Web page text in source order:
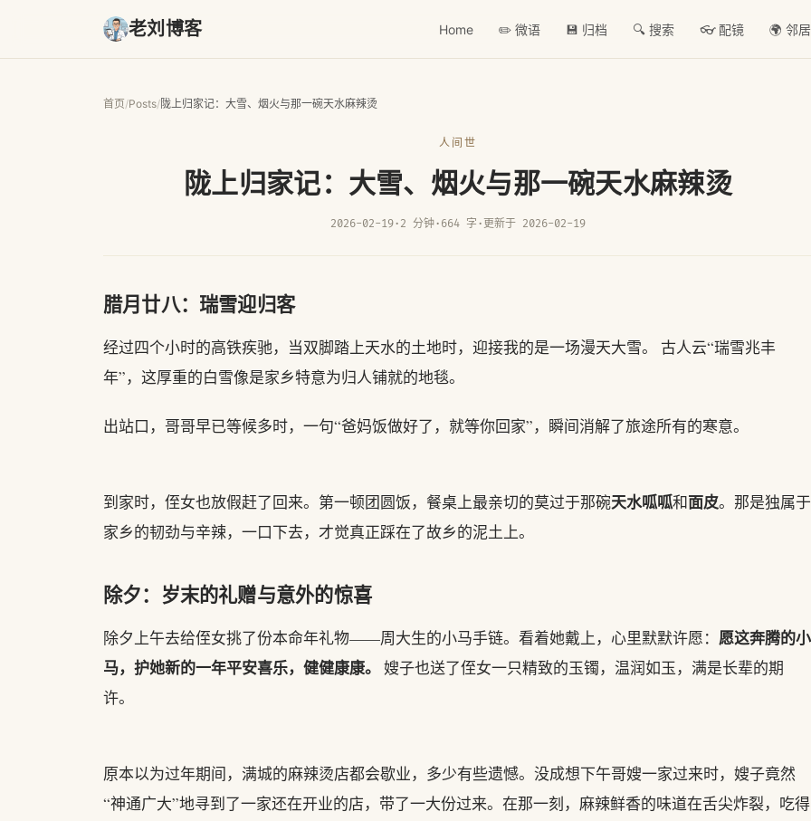
老刘博客 Home ✏️ 微语 💾 归档 🔍 搜索 👓 配镜 🌍 邻居
首页/Posts/陇上归家记：大雪、烟火与那一碗天水麻辣烫
人间世
陇上归家记：大雪、烟火与那一碗天水麻辣烫
2026-02-19· 2 分钟· 664 字 · 更新于 2026-02-19
腊月廿八：瑞雪迎归客
经过四个小时的高铁疾驰，当双脚踏上天水的土地时，迎接我的是一场漫天大雪。 古人云“瑞雪兆丰
年”，这厚重的白雪像是家乡特意为归人铺就的地毯。
出站口，哥哥早已等候多时，一句“爸妈饭做好了，就等你回家”，瞬间消解了旅途所有的寒意。
到家时，侄女也放假赶了回来。第一顿团圆饭，餐桌上最亲切的莫过于那碗天水呱呱和面皮。那是独属于
家乡的韧劲与辛辣，一口下去，才觉真正踩在了故乡的泥土上。
除夕：岁末的礼赠与意外的惊喜
除夕上午去给侄女挑了份本命年礼物——周大生的小马手链。看着她戴上，心里默默许愿： 愿这奔腾的小
马，护她新的一年平安喜乐，健健康康。
嫂子也送了侄女一只精致的玉镯，温润如玉，满是长辈的期
许。
原本以为过年期间，满城的麻辣烫店都会歇业，多少有些遗憾。没成想下午哥嫂一家过来时，嫂子竟然
“神通广大”地寻到了一家还在开业的店，带了一大份过来。在那一刻，麻辣鲜香的味道在舌尖炸裂，吃得